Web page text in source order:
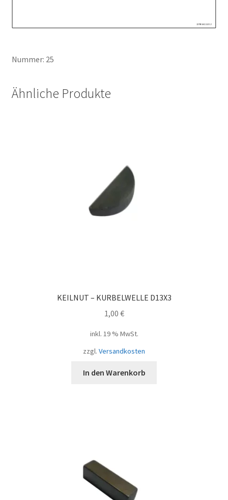
Nummer: 25
Ähnliche Produkte
KEILNUT – KURBELWELLE D13X3
1,00 €
inkl. 19 % MwSt.
zzgl. Versandkosten
In den Warenkorb